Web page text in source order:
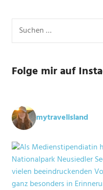
nach:
Folge mir auf
mytravelisland